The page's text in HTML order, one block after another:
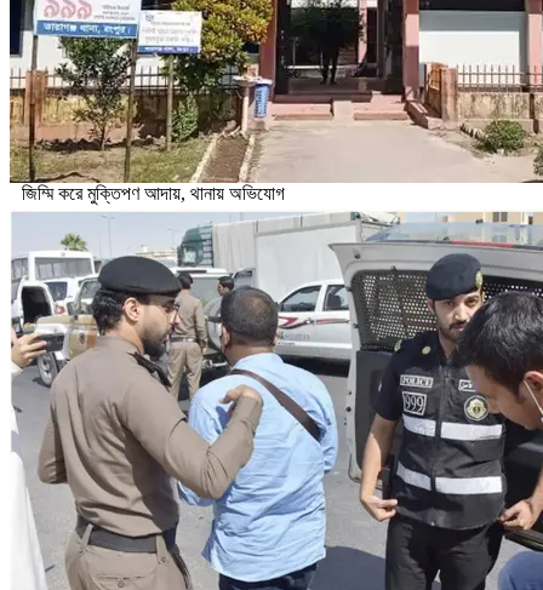
জিম্মি করে মুক্তিপণ আদায়, থানায় অভিযোগ